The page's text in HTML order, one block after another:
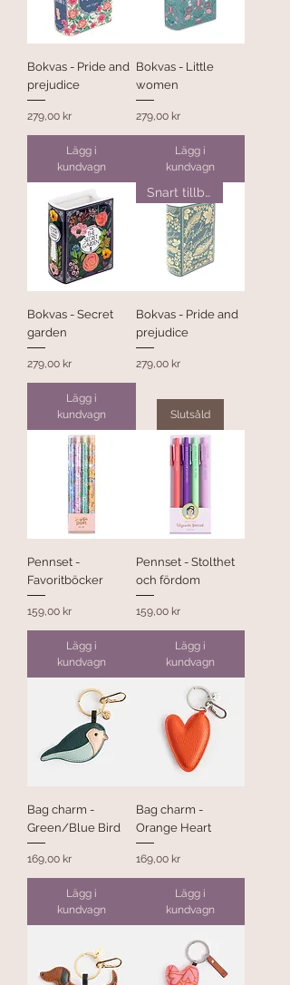
Bokvas - Pride and
prejudice
Pris
279,00 kr
Lägg i
kundvagn
Bokvas - Little
women
Pris
279,00 kr
Lägg i
kundvagn
Bokvas - Secret
garden
Pris
279,00 kr
Lägg i
kundvagn
Snart tillbaka
Bokvas - Pride and
prejudice
Pris
279,00 kr
Slutsåld
Pennset -
Favoritböcker
Pris
159,00 kr
Lägg i
kundvagn
Pennset - Stolthet
och fördom
Pris
159,00 kr
Lägg i
kundvagn
Bag charm -
Green/Blue Bird
Pris
169,00 kr
Lägg i
kundvagn
Bag charm -
Orange Heart
Pris
169,00 kr
Lägg i
kundvagn